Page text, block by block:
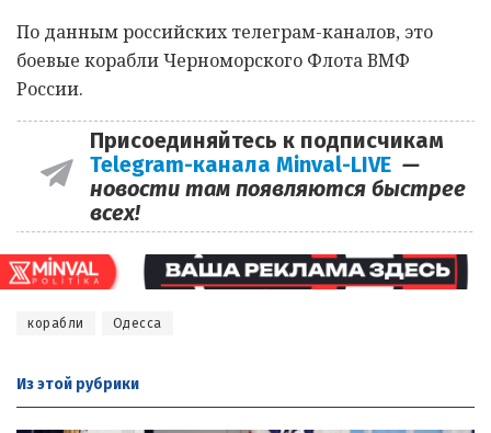
По данным российских телеграм-каналов, это
боевые корабли Черноморского Флота ВМФ
России.
Присоединяйтесь к подписчикам
Telegram-канала Minval-LIVE —
новости там появляются быстрее
всех!
корабли Одесса
Из этой рубрики